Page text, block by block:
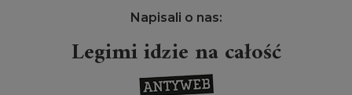
Napisali o nas:
Legimi idzie na całość